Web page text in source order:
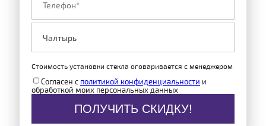
Стоимость установки стекла оговаривается с менеджером
Согласен с политикой конфиденциальности и
обработкой моих персональных данных
ПОЛУЧИТЬ СКИДКУ!